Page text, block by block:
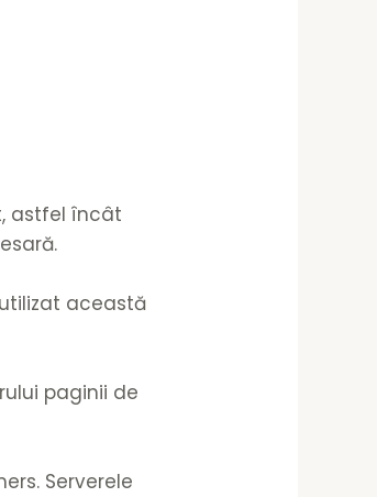
astfel încât
această
paginii de
Serverele